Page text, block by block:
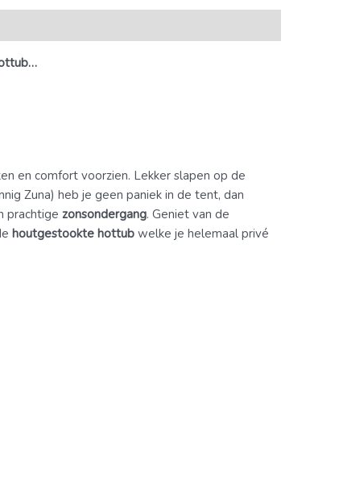
en comfort voorzien. Lekker slapen op de
Zuna) heb je geen paniek in de tent, dan
prachtige zonsondergang. Geniet van de
houtgestookte hottub welke je helemaal privé